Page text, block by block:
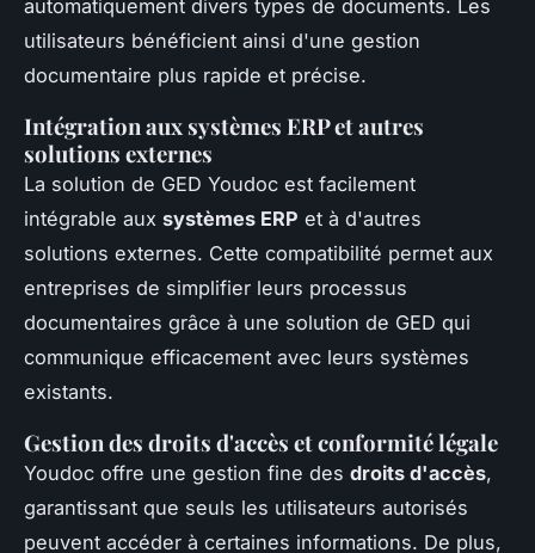
automatiquement divers types de documents. Les
utilisateurs bénéficient ainsi d'une gestion
documentaire plus rapide et précise.
Intégration aux systèmes ERP et autres
solutions externes
La solution de GED Youdoc est facilement
intégrable aux systèmes ERP et à d'autres
solutions externes. Cette compatibilité permet aux
entreprises de simplifier leurs processus
documentaires grâce à une solution de GED qui
communique efficacement avec leurs systèmes
existants.
Gestion des droits d'accès et conformité légale
Youdoc offre une gestion fine des droits d'accès,
garantissant que seuls les utilisateurs autorisés
peuvent accéder à certaines informations. De plus,